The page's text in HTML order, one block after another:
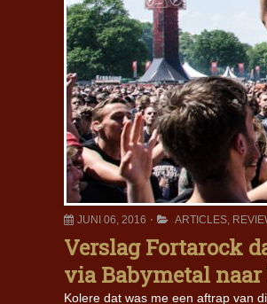
JUNI 06, 2016 ARTICLES,
Verslag Fortarock
via Babymetal
Kolere dat was me een aftrap van